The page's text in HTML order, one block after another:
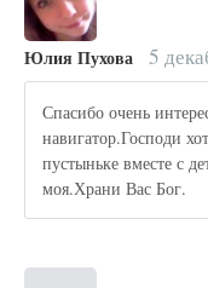
Юлия Пухова 5
Спасибо очень
навигатор.Господи
пустыньке вместе с
моя.Храни Вас Бог.